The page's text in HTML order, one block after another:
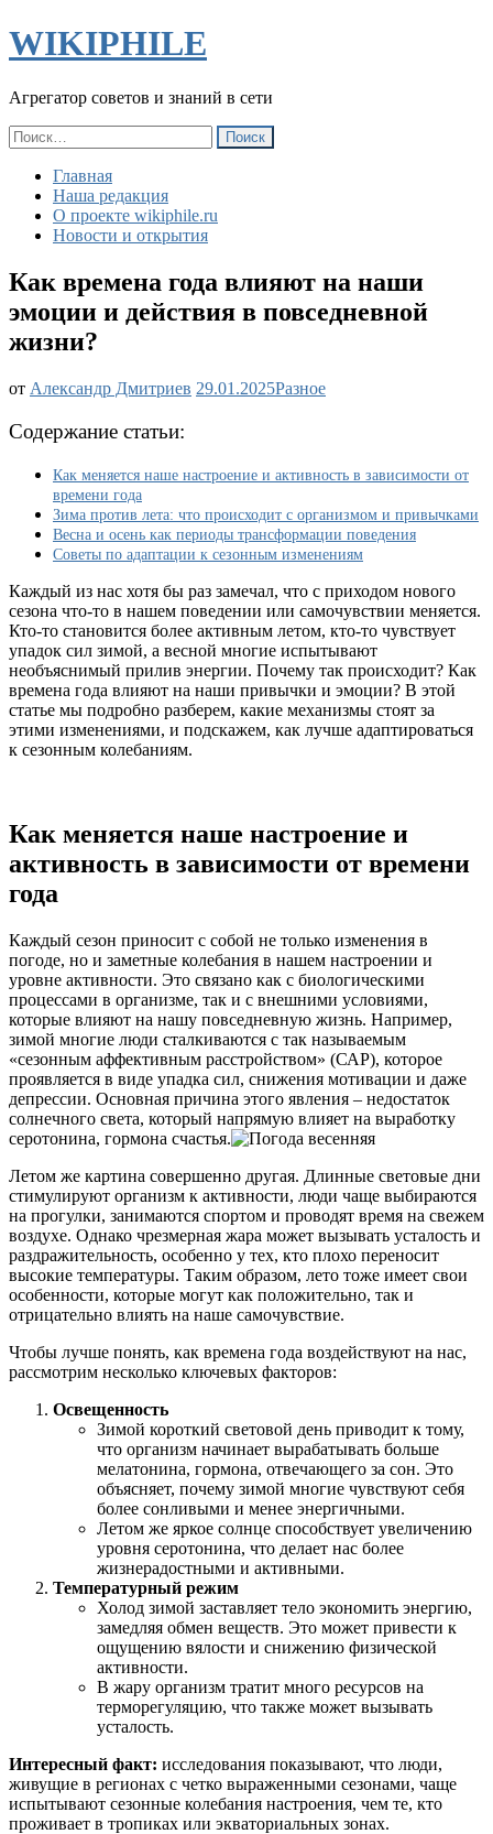
WIKIPHILE
Агрегатор советов и знаний в сети
Найти:
Главная
Наша редакция
О проекте wikiphile.ru
Новости и открытия
Как времена года влияют на наши
эмоции и действия в повседневной
жизни?
от Александр Дмитриев 29.01.2025Как
наши
и
действия
в
повседневной
жизни?
Разное
Содержание статьи:
Как меняется наше настроение и активность в зависимости от
времени года
Зима против лета: что происходит с организмом и привычками
Весна и осень как периоды трансформации поведения
Советы по адаптации к сезонным изменениям
Каждый из нас хотя бы раз замечал, что с приходом нового
сезона что-то в нашем поведении или самочувствии меняется.
Кто-то становится более активным летом, кто-то чувствует
упадок сил зимой, а весной многие испытывают
необъяснимый прилив энергии. Почему так происходит? Как
времена года влияют на наши привычки и эмоции? В этой
статье мы подробно разберем, какие механизмы стоят за
этими изменениями, и подскажем, как лучше адаптироваться
к сезонным колебаниям.
Как меняется наше настроение и
активность в зависимости от времени
года
Каждый сезон приносит с собой не только изменения в
погоде, но и заметные колебания в нашем настроении и
уровне активности. Это связано как с биологическими
процессами в организме, так и с внешними условиями,
которые влияют на нашу повседневную жизнь. Например,
зимой многие люди сталкиваются с так называемым
«сезонным аффективным расстройством» (САР), которое
проявляется в виде упадка сил, снижения мотивации и даже
депрессии. Основная причина этого явления – недостаток
солнечного света, который напрямую влияет на выработку
серотонина, гормона счастья.
Летом же картина совершенно другая. Длинные световые дни
стимулируют организм к активности, люди чаще выбираются
на прогулки, занимаются спортом и проводят время на свежем
воздухе. Однако чрезмерная жара может вызывать усталость и
раздражительность, особенно у тех, кто плохо переносит
высокие температуры. Таким образом, лето тоже имеет свои
особенности, которые могут как положительно, так и
отрицательно влиять на наше самочувствие.
Чтобы лучше понять, как времена года воздействуют на нас,
рассмотрим несколько ключевых факторов:
Освещенность
Зимой короткий световой день приводит к тому,
что организм начинает вырабатывать больше
мелатонина, гормона, отвечающего за сон. Это
объясняет, почему зимой многие чувствуют себя
более сонливыми и менее энергичными.
Летом же яркое солнце способствует увеличению
уровня серотонина, что делает нас более
жизнерадостными и активными.
Температурный режим
Холод зимой заставляет тело экономить энергию,
замедляя обмен веществ. Это может привести к
ощущению вялости и снижению физической
активности.
В жару организм тратит много ресурсов на
терморегуляцию, что также может вызывать
усталость.
Интересный факт: исследования показывают, что люди,
живущие в регионах с четко выраженными сезонами, чаще
испытывают сезонные колебания настроения, чем те, кто
проживает в тропиках или экваториальных зонах.